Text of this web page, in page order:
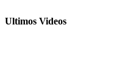
Ultimos Videos